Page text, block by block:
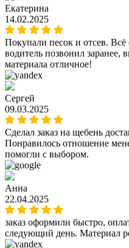
Екатерина
14.02.2025
Покупали песок и отсев. Всё
водитель позвонил заранее,
материала отличное!
Сергей
09.03.2025
Сделал заказ на щебень
Понравилось отношение
помогли с выбором.
Анна
22.04.2025
заказ оформили быстро,
следующий день. Материал